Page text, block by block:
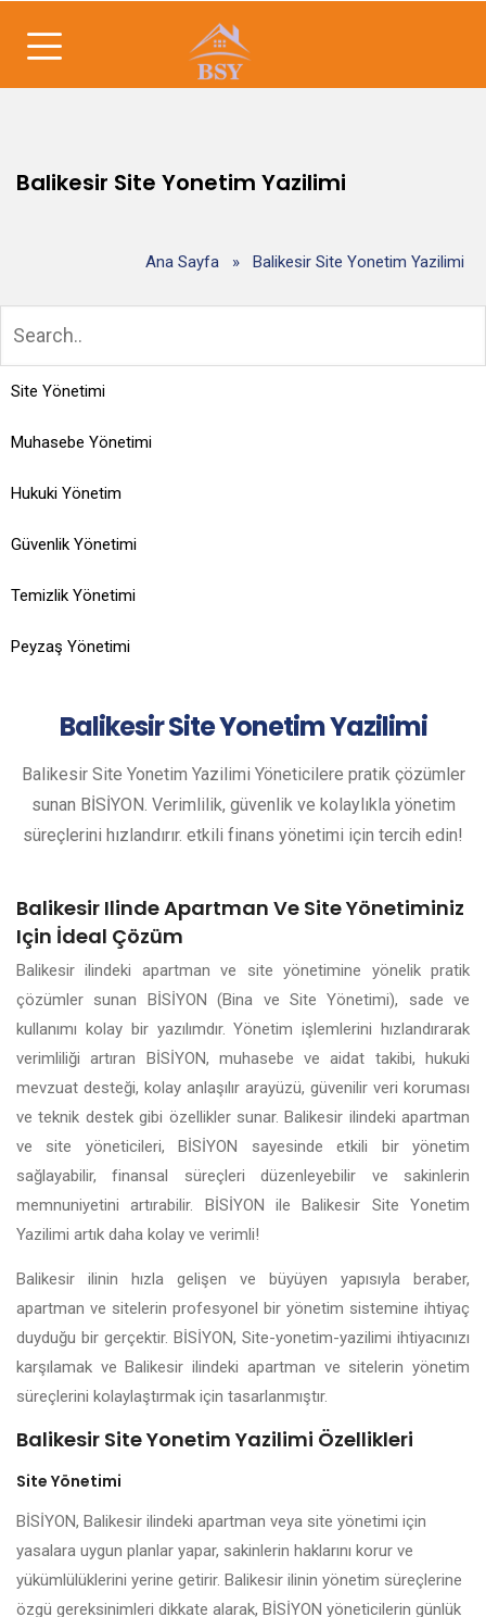
Balikesir Site Yonetim Yazilimi
Ana Sayfa » Balikesir Site Yonetim Yazilimi
Site Yönetimi
Muhasebe Yönetimi
Hukuki Yönetim
Güvenlik Yönetimi
Temizlik Yönetimi
Peyzaş Yönetimi
BalikesirSite Yonetim Yazilimi
Balikesir Site Yonetim Yazilimi Yöneticilere pratik çözümler
sunan BİSİYON. Verimlilik, güvenlik ve kolaylıkla yönetim
süreçlerini hızlandırır. etkili finans yönetimi için tercih edin!
Balikesir Ilinde Apartman Ve Site Yönetiminiz
Için İdeal Çözüm
Balikesir ilindeki apartman ve site yönetimine yönelik pratik
çözümler sunan BİSİYON (Bina ve Site Yönetimi), sade ve
kullanımı kolay bir yazılımdır. Yönetim işlemlerini hızlandırarak
verimliliği artıran BİSİYON, muhasebe ve aidat takibi, hukuki
mevzuat desteği, kolay anlaşılır arayüzü, güvenilir veri koruması
ve teknik destek gibi özellikler sunar. Balikesir ilindeki apartman
ve site yöneticileri, BİSİYON sayesinde etkili bir yönetim
sağlayabilir, finansal süreçleri düzenleyebilir ve sakinlerin
memnuniyetini artırabilir. BİSİYON ile Balikesir Site Yonetim
Yazilimi artık daha kolay ve verimli!
Balikesir ilinin hızla gelişen ve büyüyen yapısıyla beraber,
apartman ve sitelerin profesyonel bir yönetim sistemine ihtiyaç
duyduğu bir gerçektir. BİSİYON, Site-yonetim-yazilimi ihtiyacınızı
karşılamak ve Balikesir ilindeki apartman ve sitelerin yönetim
süreçlerini kolaylaştırmak için tasarlanmıştır.
Balikesir Site Yonetim Yazilimi Özellikleri
Site Yönetimi
BİSİYON, Balikesir ilindeki apartman veya site yönetimi için
yasalara uygun planlar yapar, sakinlerin haklarını korur ve
yükümlülüklerini yerine getirir. Balikesir ilinin yönetim süreçlerine
özgü gereksinimleri dikkate alarak, BİSİYON yöneticilerin günlük